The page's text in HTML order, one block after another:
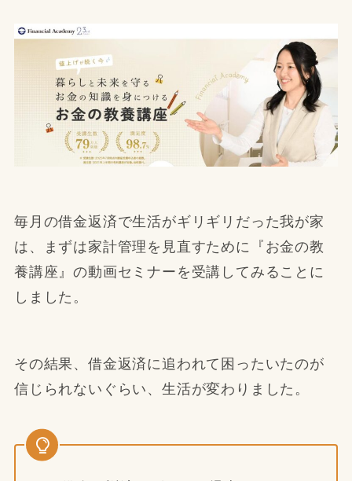
毎月の借金返済で生活がギリギリだった我が家
は、まずは家計管理を見直すために『お金の教
養講座』の動画セミナーを受講してみることに
しました。
その結果、借金返済に追われて困ったいたのが
信じられないぐらい、生活が変わりました。